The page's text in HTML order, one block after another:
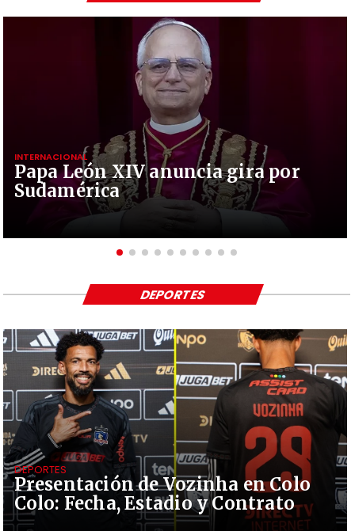
Papa León XIV anuncia gira por
Sudamérica
INTERNACIONAL
Presentación de Vozinha en Colo
Colo: Fecha, Estadio y Contrato
DEPORTES
DEPORTES